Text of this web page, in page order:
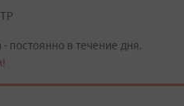
постоянно в течение дня.